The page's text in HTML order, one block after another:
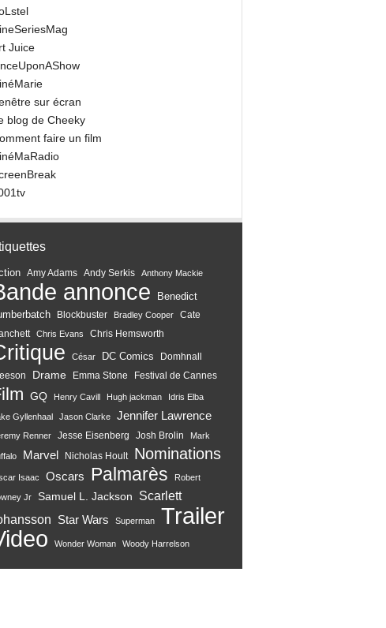
Juice
sur écran
blog de Cheeky
faire un film
Amy Adams Andy Serkis Anthony Mackie
annonce
Benedict
Blockbuster Bradley Cooper
Cate
Chris Evans Chris Hemsworth
César DC Comics
Domhnall
Drame Emma Stone Festival de Cannes
GQ Henry Cavill Hugh jackman Idris Elba
Gyllenhaal Jason Clarke Jennifer Lawrence
Renner Jesse Eisenberg Josh Brolin Mark
Marvel Nicholas Hoult Nominations
Isaac Oscars Palmarès Robert
Jr Samuel L. Jackson
Scarlett
Star Wars Superman Trailer
Wonder Woman Woody Harrelson